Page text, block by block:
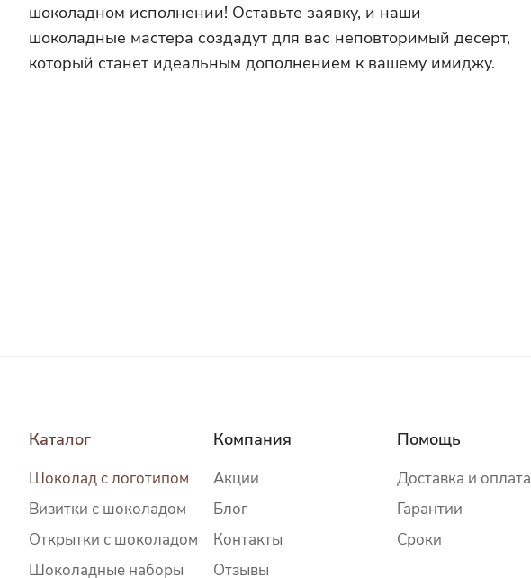
шоколадном исполнении! Оставьте заявку, и наши
шоколадные мастера создадут для вас неповторимый десерт,
который станет идеальным дополнением к вашему имиджу.
Каталог
Шоколад c логотипом
Визитки с шоколадом
Открытки с шоколадом
Шоколадные наборы
Компания
Акции
Блог
Контакты
Отзывы
Помощь
Доставка и оплата
Гарантии
Сроки